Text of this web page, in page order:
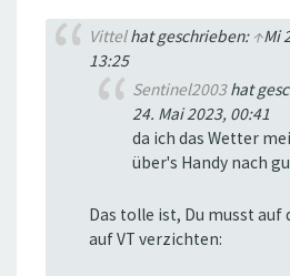
Vittelhat geschrieben: ↑Mi
13:25
Sentinel2003hat
24. Mai 2023, 00:41
da ich das Wetter
über's Handy nach
Das tolle ist, Du musst auf
auf VT verzichten: